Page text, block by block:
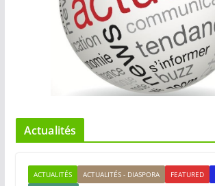
Actualités
ACTUALITÉS ACTUALITÉS - DIASPORA FEATURED